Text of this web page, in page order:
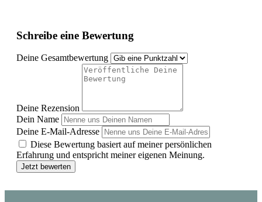
Schreibe eine Bewertung
Deine Gesamtbewertung
Deine Rezension
Dein Name
Deine E-Mail-Adresse
Diese Bewertung basiert auf meiner persönlichen
Erfahrung und entspricht meiner eigenen Meinung.
Jetzt bewerten